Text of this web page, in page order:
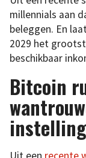
millennials aan
beleggen. En
2029 het
beschikbaar
Bitcoin